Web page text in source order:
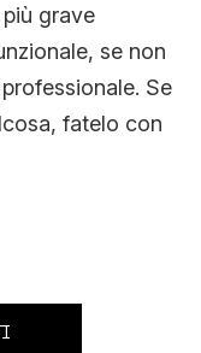
grave
se non
Se
fatelo con